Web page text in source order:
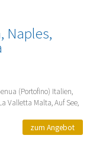
Naples,
(Portofino) Italien,
Valletta Malta, Auf See,
zum Angebot